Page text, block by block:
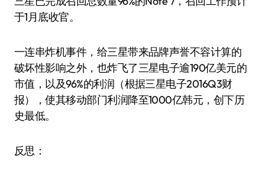
于1月底收官。
一连串炸机事件，给三星带来品牌声誉不容计算的
破坏性影响之外，也炸飞了三星电子逾190亿美元的
市值，以及96%的利润（根据三星电子2016Q3财
报），使其移动部门利润降至1000亿韩元，创下历
史最低。
反思：